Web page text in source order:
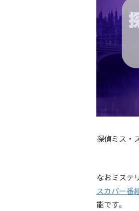
探偵ミス・
なおミステ
スカパー番
能です。